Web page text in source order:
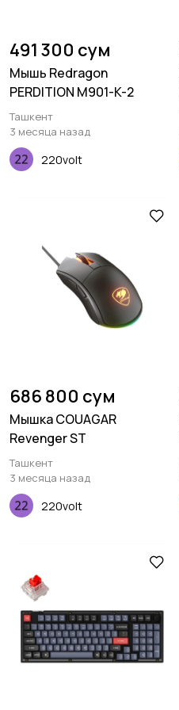
491 300 сум
Мышь Redragon
PERDITION M901-K-2
Ташкент
3 месяца назад
220volt
686 800 сум
Мышка COUAGAR
Revenger ST
Ташкент
3 месяца назад
220volt